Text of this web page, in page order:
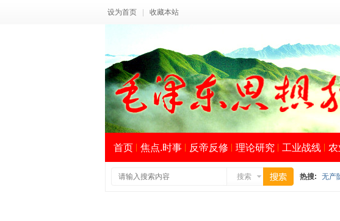
设为首页 收藏本站
首页 焦点.时事 反帝反修 理论研究 工业战线 农
搜索 热搜: 无产